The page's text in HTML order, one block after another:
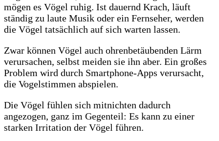
mögen es Vögel ruhig. Ist dauernd Krach, läuft
ständig zu laute Musik oder ein Fernseher, werden
die Vögel tatsächlich auf sich warten lassen.
Zwar können Vögel auch ohrenbetäubenden Lärm
verursachen, selbst meiden sie ihn aber. Ein großes
Problem wird durch Smartphone-Apps verursacht,
die Vogelstimmen abspielen.
Die Vögel fühlen sich mitnichten dadurch
angezogen, ganz im Gegenteil: Es kann zu einer
starken Irritation der Vögel führen.